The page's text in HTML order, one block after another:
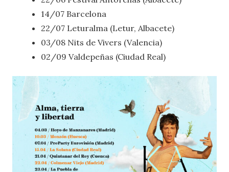
14/07 Barcelona
22/07 Leturalma (Letur, Albacete)
03/08 Nits de Vivers (Valencia)
02/09 Valdepeñas (Ciudad Real)